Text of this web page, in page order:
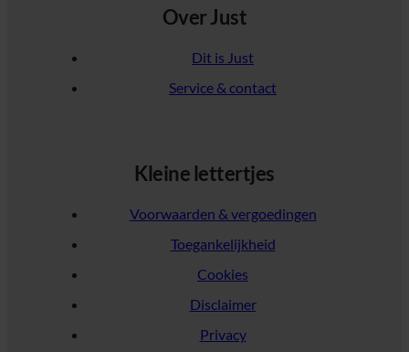
Over Just
Dit is Just
Service & contact
Kleine lettertjes
Voorwaarden & vergoedingen
Toegankelijkheid
Cookies
Disclaimer
Privacy